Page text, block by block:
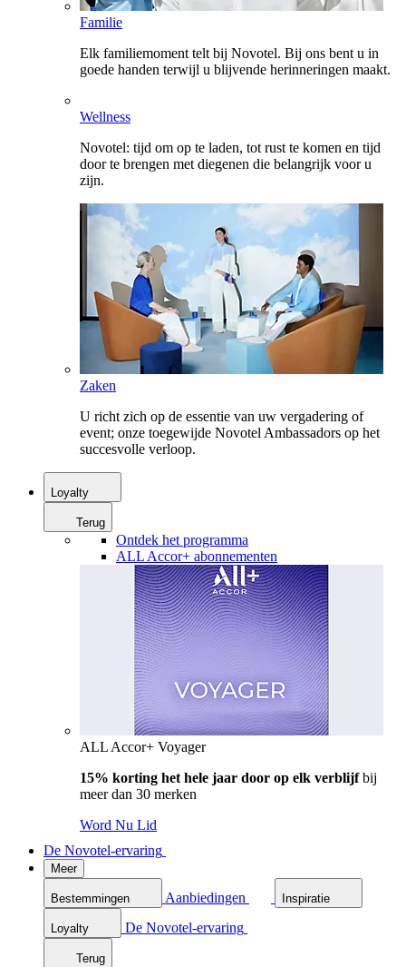
Familie
Elk familiemoment telt bij Novotel. Bij ons bent u in
goede handen terwijl u blijvende herinneringen maakt.
Wellness
Novotel: tijd om op te laden, tot rust te komen en tijd
door te brengen met diegenen die belangrijk voor u
zijn.
Zaken
U richt zich op de essentie van uw vergadering of
event; onze toegewijde Novotel Ambassadors op het
succesvolle verloop.
Loyalty
Terug
Ontdek het programma
ALL Accor+ abonnementen
ALL Accor+ Voyager
15% korting het hele jaar door op elk verblijfbij
meer dan 30 merken
Word Nu Lid
De Novotel-ervaring
Meer
Bestemmingen Aanbiedingen Inspiratie
Loyalty De Novotel-ervaring
Terug